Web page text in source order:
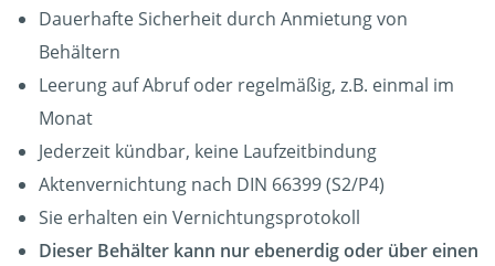
Dauerhafte Sicherheit durch Anmietung von
Behältern
Leerung auf Abruf oder regelmäßig, z.B. einmal im
Monat
Jederzeit kündbar, keine Laufzeitbindung
Aktenvernichtung nach DIN 66399 (S2/P4)
Sie erhalten ein Vernichtungsprotokoll
Dieser Behälter kann nur ebenerdig oder über einen